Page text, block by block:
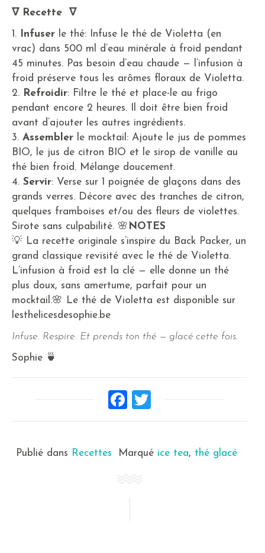
∇ Recette ∇
1. Infuser le thé: Infuse le thé de Violetta (en
vrac) dans 500 ml d’eau minérale à froid pendant
45 minutes. Pas besoin d’eau chaude — l’infusion à
froid préserve tous les arômes floraux de Violetta.
2. Refroidir: Filtre le thé et place-le au frigo
pendant encore 2 heures. Il doit être bien froid
avant d’ajouter les autres ingrédients.
3. Assembler le mocktail: Ajoute le jus de pommes
BIO, le jus de citron BIO et le sirop de vanille au
thé bien froid. Mélange doucement.
4. Servir: Verse sur 1 poignée de glaçons dans des
grands verres. Décore avec des tranches de citron,
quelques framboises et/ou des fleurs de violettes.
Sirote sans culpabilité. 🌸 NOTES
💡 La recette originale s’inspire du Back Packer, un
grand classique revisité avec le thé de Violetta.
L’infusion à froid est la clé — elle donne un thé
plus doux, sans amertume, parfait pour un
mocktail.🌸 Le thé de Violetta est disponible sur
lesthelicesdesophie.be
Infuse. Respire. Et prends ton thé — glacé cette fois.
Sophie 🍵
Facebook
Publié dans Recettes Marqué ice tea, thé glacé